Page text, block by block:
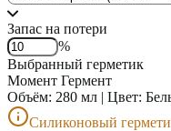
Запас на потери
%
Выбранный герметик
Момент Гермент
Объём: 280 мл | Цвет:
Силиконовый